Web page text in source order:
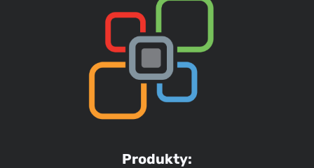
Produkty: